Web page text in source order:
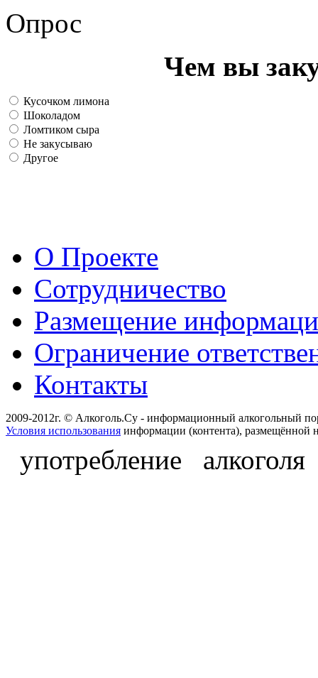
Опрос
Чем вы
Кусочком лимона
Шоколадом
Ломтиком сыра
Не закусываю
Другое
О Проекте
Сотрудничество
Размещение
Ограничение
Контакты
2009-2012г. © Алкоголь.Су - информационный алкогольный
Условия использования информации (контента), размещённой
употребление